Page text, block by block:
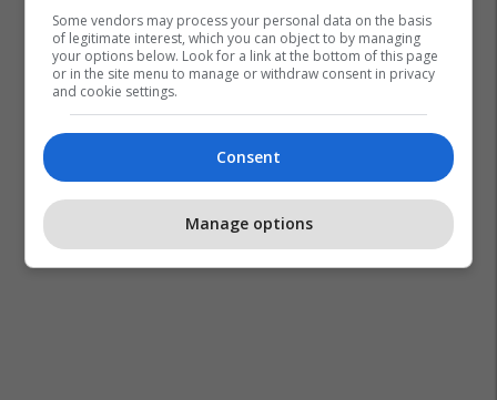
Some vendors may process your personal data on the basis
of legitimate interest, which you can object to by managing
your options below. Look for a link at the bottom of this page
or in the site menu to manage or withdraw consent in privacy
and cookie settings.
Consent
Manage options